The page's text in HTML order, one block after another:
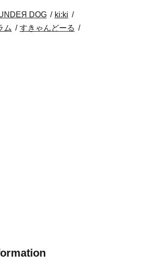
DOG
ki:ki
ム
すきゃんどーる